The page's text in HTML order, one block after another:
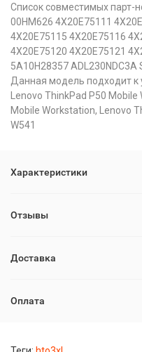
Список совместимых парт-
00HM626 4X20E75111
4X20E75115 4X20E75116
4X20E75120 4X20E75121
5A10H28357 ADL230NDC3A
Данная модель подходит к
Lenovo ThinkPad P50
Mobile Workstation, Lenovo
W541
Характеристики
Отзывы
Доставка
Оплата